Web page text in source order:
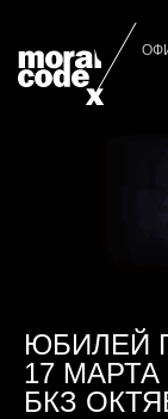
ЮБИЛЕЙ
17 МАРТА
БКЗ